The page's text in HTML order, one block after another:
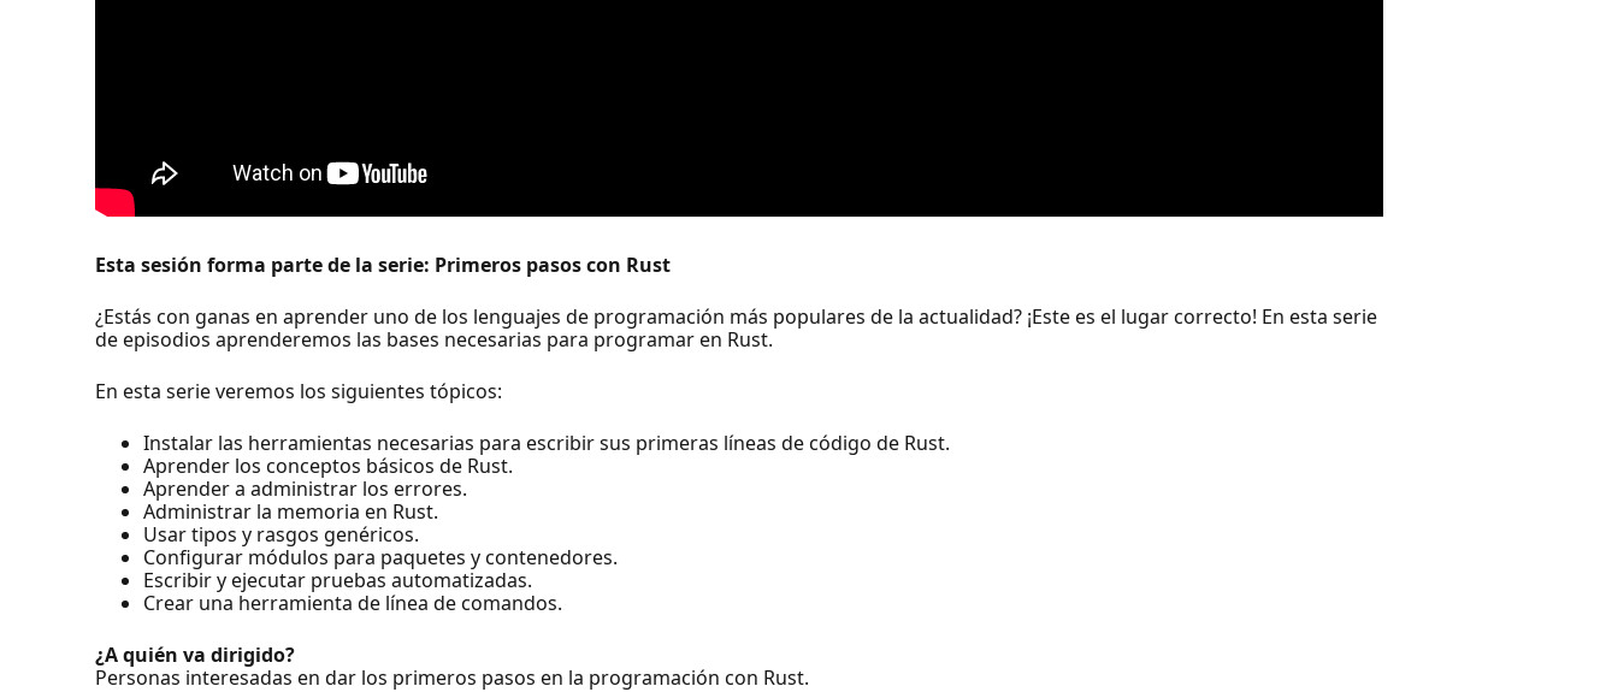
Esta sesión forma parte de la serie: Primeros pasos con Rust
¿Estás con ganas en aprender uno de los lenguajes de programación más populares de la actualidad? ¡Este es el lugar correcto! En esta serie
de episodios aprenderemos las bases necesarias para programar en Rust.
En esta serie veremos los siguientes tópicos:
Instalar las herramientas necesarias para escribir sus primeras líneas de código de Rust.
Aprender los conceptos básicos de Rust.
Aprender a administrar los errores.
Administrar la memoria en Rust.
Usar tipos y rasgos genéricos.
Configurar módulos para paquetes y contenedores.
Escribir y ejecutar pruebas automatizadas.
Crear una herramienta de línea de comandos.
¿A quién va dirigido?
Personas interesadas en dar los primeros pasos en la programación con Rust.